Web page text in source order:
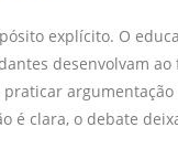
explícito. O
desenvolvam
é clara, o debate